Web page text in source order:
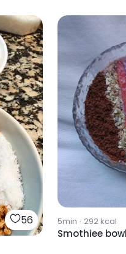
56 5min · 292kcal
Smothiee bowl